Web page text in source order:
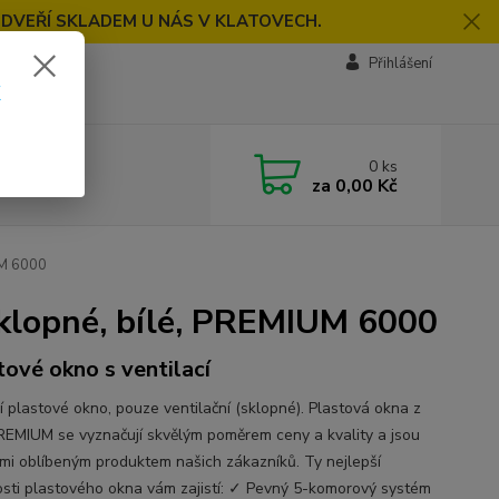
SKLADEM U NÁS V KLATOVECH.
Přihlášení
0 ks
za 0,00 Kč
6000
bílé, PREMIUM 6000
okno s ventilací
plastové okno, pouze ventilační (sklopné). Plastová okna z
se vyznačují skvělým poměrem ceny a kvality a jsou
oblíbeným produktem našich zákazníků. Ty nejlepší
plastového okna vám zajistí: ✓ Pevný 5-komorový systém